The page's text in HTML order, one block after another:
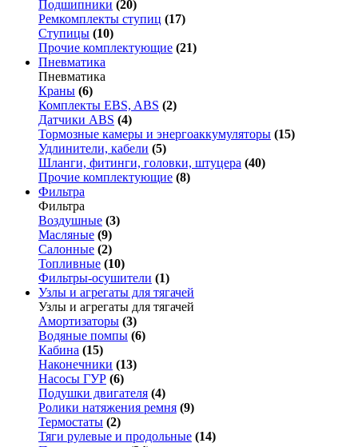
Подшипники (20)
Ремкомплекты ступиц (17)
Ступицы (10)
Прочие комплектующие (21)
Пневматика
Пневматика
Краны (6)
Комплекты EBS, ABS (2)
Датчики ABS (4)
Тормозные камеры и энергоаккумуляторы (15)
Удлинители, кабели (5)
Шланги, фитинги, головки, штуцера (40)
Прочие комплектующие (8)
Фильтра
Фильтра
Воздушные (3)
Масляные (9)
Салонные (2)
Топливные (10)
Фильтры-осушители (1)
Узлы и агрегаты для тягачей
Узлы и агрегаты для тягачей
Амортизаторы (3)
Водяные помпы (6)
Кабина (15)
Наконечники (13)
Насосы ГУР (6)
Подушки двигателя (4)
Ролики натяжения ремня (9)
Термостаты (2)
Тяги рулевые и продольные (14)